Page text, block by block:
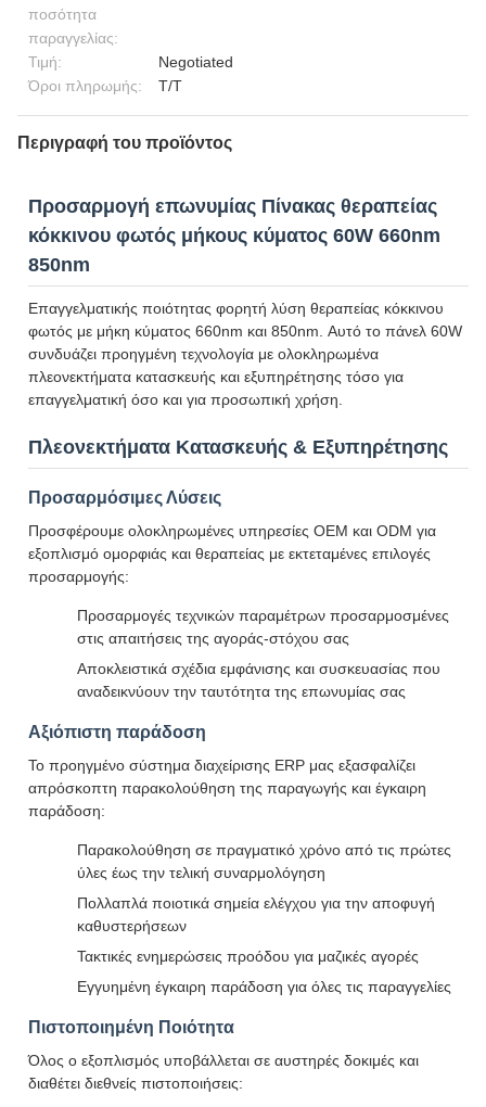
ποσότητα
παραγγελίας:
Τιμή:
Negotiated
Όροι πληρωμής:
T/T
Περιγραφή του προϊόντος
Προσαρμογή επωνυμίας Πίνακας θεραπείας
κόκκινου φωτός μήκους κύματος 60W 660nm
850nm
Επαγγελματικής ποιότητας φορητή λύση θεραπείας κόκκινου
φωτός με μήκη κύματος 660nm και 850nm. Αυτό το πάνελ 60W
συνδυάζει προηγμένη τεχνολογία με ολοκληρωμένα
πλεονεκτήματα κατασκευής και εξυπηρέτησης τόσο για
επαγγελματική όσο και για προσωπική χρήση.
Πλεονεκτήματα Κατασκευής & Εξυπηρέτησης
Προσαρμόσιμες Λύσεις
Προσφέρουμε ολοκληρωμένες υπηρεσίες OEM και ODM για
εξοπλισμό ομορφιάς και θεραπείας με εκτεταμένες επιλογές
προσαρμογής:
Προσαρμογές τεχνικών παραμέτρων προσαρμοσμένες
στις απαιτήσεις της αγοράς-στόχου σας
Αποκλειστικά σχέδια εμφάνισης και συσκευασίας που
αναδεικνύουν την ταυτότητα της επωνυμίας σας
Αξιόπιστη παράδοση
Το προηγμένο σύστημα διαχείρισης ERP μας εξασφαλίζει
απρόσκοπτη παρακολούθηση της παραγωγής και έγκαιρη
παράδοση:
Παρακολούθηση σε πραγματικό χρόνο από τις πρώτες
ύλες έως την τελική συναρμολόγηση
Πολλαπλά ποιοτικά σημεία ελέγχου για την αποφυγή
καθυστερήσεων
Τακτικές ενημερώσεις προόδου για μαζικές αγορές
Εγγυημένη έγκαιρη παράδοση για όλες τις παραγγελίες
Πιστοποιημένη Ποιότητα
Όλος ο εξοπλισμός υποβάλλεται σε αυστηρές δοκιμές και
διαθέτει διεθνείς πιστοποιήσεις: